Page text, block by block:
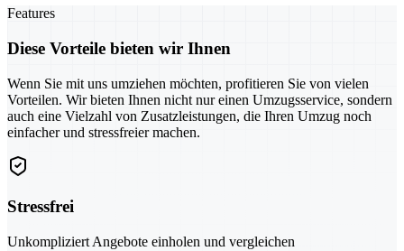
Features
Diese Vorteile bieten wir Ihnen
Wenn Sie mit uns umziehen möchten, profitieren Sie von vielen
Vorteilen. Wir bieten Ihnen nicht nur einen Umzugsservice, sondern
auch eine Vielzahl von Zusatzleistungen, die Ihren Umzug noch
einfacher und stressfreier machen.
Stressfrei
Unkompliziert Angebote einholen und vergleichen